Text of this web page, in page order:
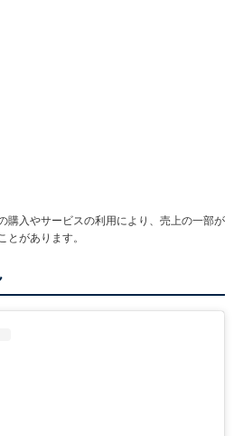
購入やサービスの利用により、売上の一部が
とがあります。